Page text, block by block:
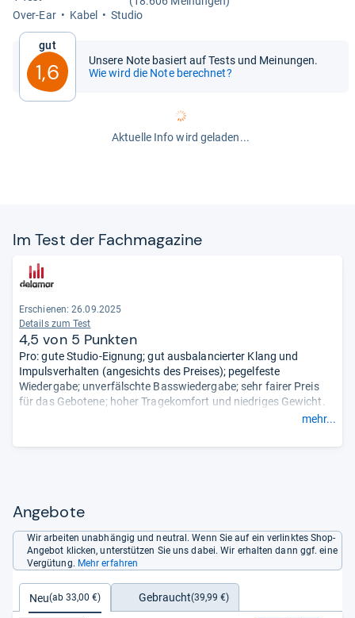
Over-​Ear
Kabel Stu­dio
Gut
1,6
Unsere Note basiert auf Tests und Meinungen.
Wie wird die Note berechnet?
Aktuelle Info wird geladen...
Im Test der Fach­ma­ga­zine
Erschienen: 26.09.2025
Details zum Test
4,5 von 5 Punkten
Pro: gute Studio-Eignung; gut ausbalancierter Klang und
Impulsverhalten (angesichts des Preises); pegelfeste
Wiedergabe; unverfälschte Basswiedergabe; sehr fairer Preis
für das Gebotene; hoher Tragekomfort und niedriges Gewicht.
mehr...
Angebote
Wir arbeiten unabhängig und neutral. Wenn Sie auf ein verlinktes Shop-
Angebot klicken, unterstützen Sie uns dabei. Wir erhalten dann ggf. eine
Vergütung. Mehr erfahren
Neu(ab 33,00 €) Gebraucht(39,99 €)